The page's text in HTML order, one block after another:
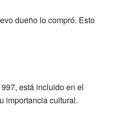
dueño lo compró. Esto
está incluido en el
importancia cultural.